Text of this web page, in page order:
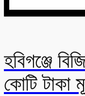
হবিগঞ্জে
কোটি টাকা